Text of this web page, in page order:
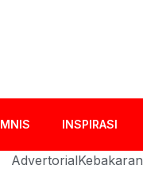
INSPIRASI
AdvertorialKebakaran